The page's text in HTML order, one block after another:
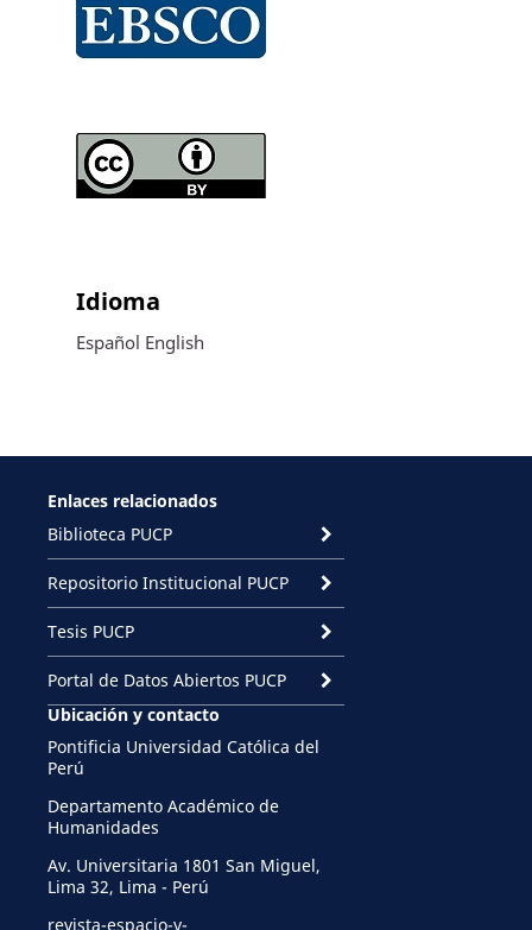
Idioma
Español English
Enlaces relacionados
Biblioteca PUCP
Repositorio Institucional PUCP
Tesis PUCP
Portal de Datos Abiertos PUCP
Ubicación y contacto
Pontificia Universidad Católica del
Perú
Departamento Académico de
Humanidades
Av. Universitaria 1801 San Miguel,
Lima 32, Lima - Perú
revista-espacio-y-